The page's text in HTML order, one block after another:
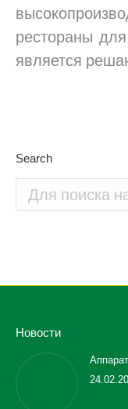
рестораны
является
Search
Новости